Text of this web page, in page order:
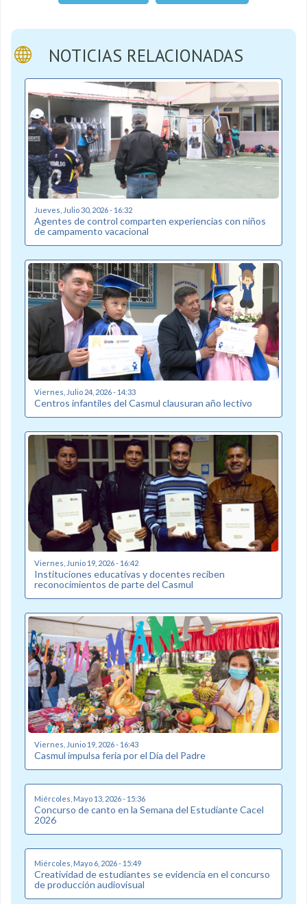
NOTICIAS RELACIONADAS
Jueves, Julio 30, 2026 - 16:32
Agentes de control comparten experiencias con niños
de campamento vacacional
Viernes, Julio 24, 2026 - 14:33
Centros infantiles del Casmul clausuran año lectivo
Viernes, Junio 19, 2026 - 16:42
Instituciones educativas y docentes reciben
reconocimientos de parte del Casmul
Viernes, Junio 19, 2026 - 16:43
Casmul impulsa feria por el Día del Padre
Miércoles, Mayo 13, 2026 - 15:36
Concurso de canto en la Semana del Estudiante Cacel
2026
Miércoles, Mayo 6, 2026 - 15:49
Creatividad de estudiantes se evidencia en el concurso
de producción audiovisual